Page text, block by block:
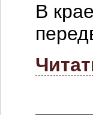
В